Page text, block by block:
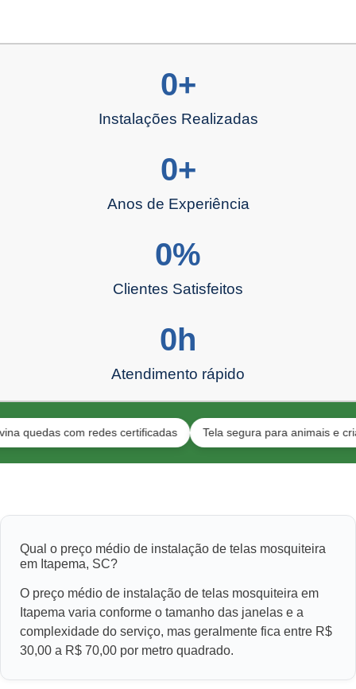
Instalações Realizadas
0+
Anos de Experiência
0+
Clientes Satisfeitos
0%
Atendimento rápido
0h
com redes certificadas Tela segura para animais e crianças
Qual o preço médio de instalação de telas mosquiteira
em Itapema, SC?
O preço médio de instalação de telas mosquiteira em
Itapema varia conforme o tamanho das janelas e a
complexidade do serviço, mas geralmente fica entre R$
30,00 a R$ 70,00 por metro quadrado.